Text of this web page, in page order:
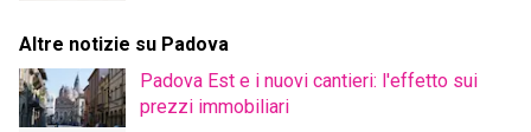
Altre notizie su Padova
Padova Est e i nuovi cantieri: l'effetto sui
prezzi immobiliari